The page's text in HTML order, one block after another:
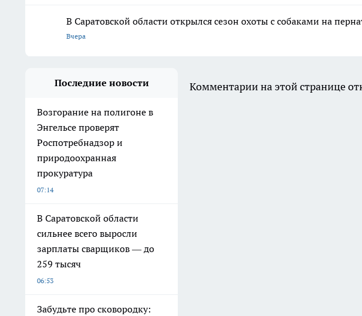
В Саратовской области открылся сезон охоты с собаками на
Вчера
Последние новости
Возгорание на полигоне в
Энгельсе проверят
Роспотребнадзор и
природоохранная
прокуратура
07:14
В Саратовской области
сильнее всего выросли
зарплаты сварщиков — до
259 тысяч
06:53
Забудьте про сковородку:
Комментарии на этой странице